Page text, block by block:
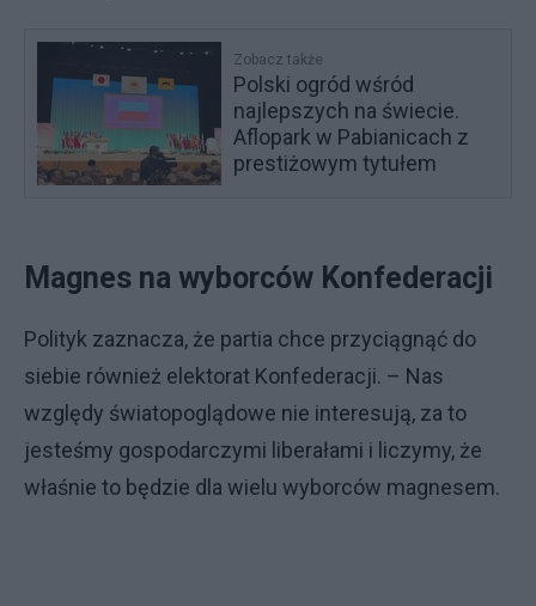
Zobacz także
Polski ogród wśród
najlepszych na świecie.
Aflopark w Pabianicach z
prestiżowym tytułem
Magnes na wyborców Konfederacji
Polityk zaznacza, że partia chce przyciągnąć do
siebie również elektorat Konfederacji. – Nas
względy światopoglądowe nie interesują, za to
jesteśmy gospodarczymi liberałami i liczymy, że
właśnie to będzie dla wielu wyborców magnesem.